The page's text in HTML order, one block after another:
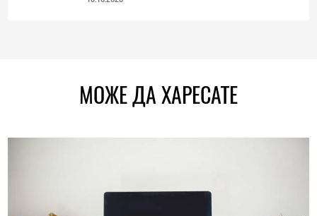
МОЖЕ ДА ХАРЕСАТЕ